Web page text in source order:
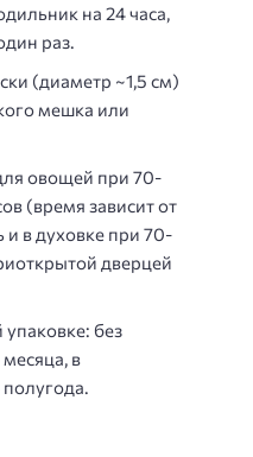
на 24 часа,
раз.
(диаметр ~1,5 см)
мешка или
овощей при 70-
(время зависит от
в духовке при 70-
дверцей
без
в